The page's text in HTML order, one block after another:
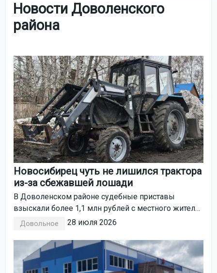
Черепаново Чулым
Новости Доволенского
района
Новосибирец чуть не лишился трактора
из-за сбежавшей лошади
В Доволенском районе судебные приставы
взыскали более 1,1 млн рублей с местного жителя
за ущерб, причинённый ДТП. Причиной аварии
сообщили в пресс-службе регионального ГУФССП
России.
Довольное 28 июля 2026